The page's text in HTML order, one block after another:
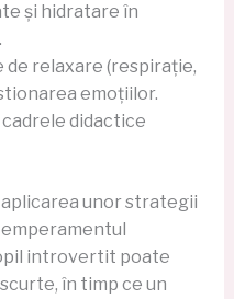
și hidratare în
relaxare (respirație,
emoțiilor.
didactice
unor strategii
introvertit poate
în timp ce un